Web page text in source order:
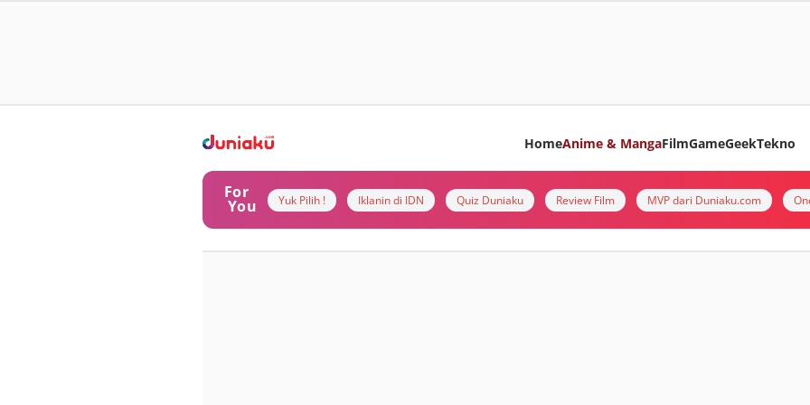
HomeAnime & MangaFilmGameGeekTekno
For
You Yuk Pilih ! Iklanin di IDN Quiz Duniaku Review Film MVP dari Duniaku.com